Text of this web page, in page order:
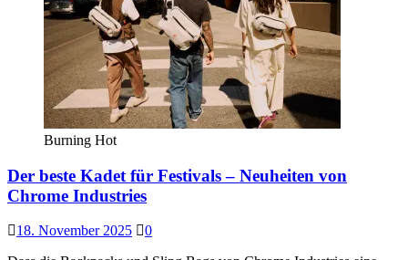
Burning Hot
Der beste Kadet für Festivals – Neuheiten von
Chrome Industries
18. November 2025
0